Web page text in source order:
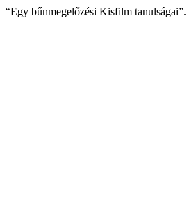
“Egy bűnmegelőzési Kisfilm tanulságai”.